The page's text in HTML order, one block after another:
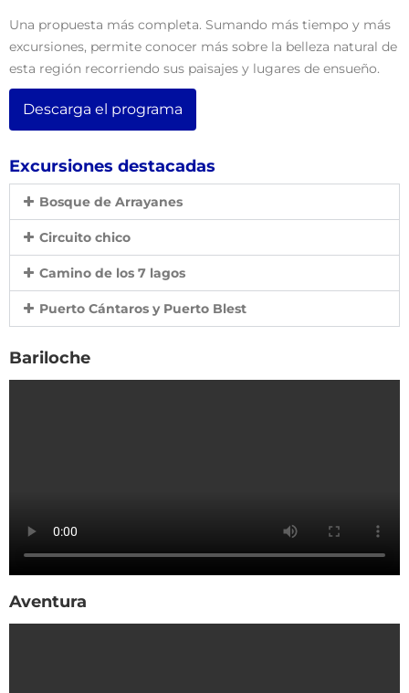
Una propuesta más completa. Sumando más tiempo y más
excursiones, permite conocer más sobre la belleza natural de
esta región recorriendo sus paisajes y lugares de ensueño.
Descarga el programa
Excursiones destacadas
Bosque de Arrayanes
Circuito chico
Camino de los 7 lagos
Puerto Cántaros y Puerto Blest
Bariloche
Aventura